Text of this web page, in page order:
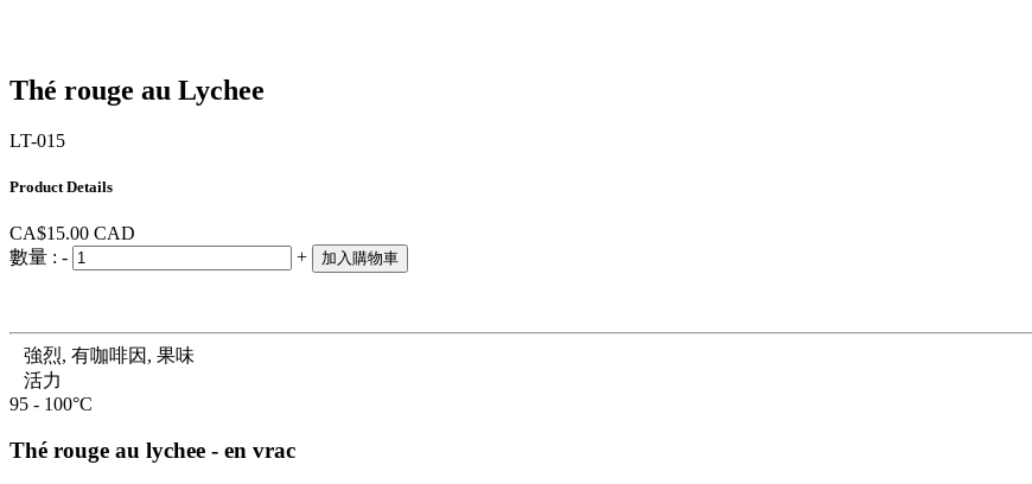
Thé rouge au Lychee
LT-015
Product Details
CA$15.00 CAD
數量 : - + 加入購物車
強烈, 有咖啡因, 果味
活力
95 - 100°C
Thé rouge au lychee - en vrac